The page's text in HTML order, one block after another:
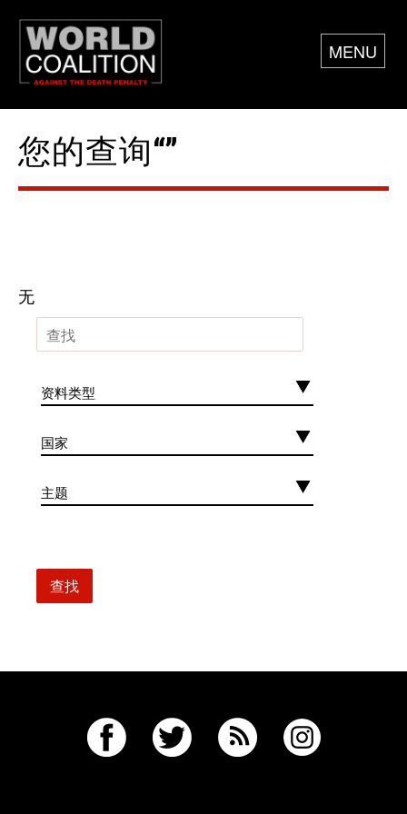
MENU
您的查询“”
无